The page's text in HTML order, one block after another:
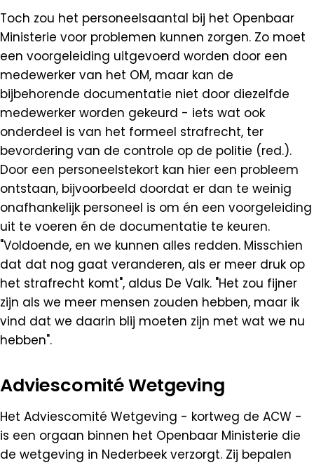
Toch zou het personeelsaantal bij het Openbaar
Ministerie voor problemen kunnen zorgen. Zo moet
een voorgeleiding uitgevoerd worden door een
medewerker van het OM, maar kan de
bijbehorende documentatie niet door diezelfde
medewerker worden gekeurd - iets wat ook
onderdeel is van het formeel strafrecht, ter
bevordering van de controle op de politie (red.).
Door een personeelstekort kan hier een probleem
ontstaan, bijvoorbeeld doordat er dan te weinig
onafhankelijk personeel is om én een voorgeleiding
uit te voeren én de documentatie te keuren.
"Voldoende, en we kunnen alles redden. Misschien
dat dat nog gaat veranderen, als er meer druk op
het strafrecht komt", aldus De Valk. "Het zou fijner
zijn als we meer mensen zouden hebben, maar ik
vind dat we daarin blij moeten zijn met wat we nu
hebben".
Adviescomité Wetgeving
Het Adviescomité Wetgeving - kortweg de ACW -
is een orgaan binnen het Openbaar Ministerie die
de wetgeving in Nederbeek verzorgt. Zij bepalen